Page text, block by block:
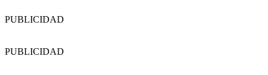
PUBLICIDAD
PUBLICIDAD